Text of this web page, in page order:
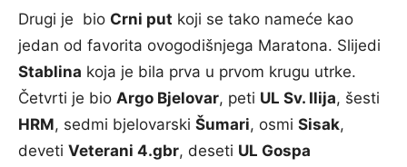
Drugi je bio Crni put koji se tako nameće kao
jedan od favorita ovogodišnjega Maratona. Slijedi
Stablina koja je bila prva u prvom krugu utrke.
Četvrti je bio Argo Bjelovar, peti UL Sv. Ilija, šesti
HRM, sedmi bjelovarski Šumari, osmi Sisak,
deveti Veterani 4.gbr, deseti UL Gospa